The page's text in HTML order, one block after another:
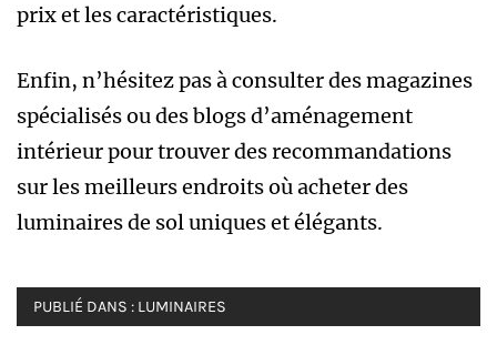
prix et les caractéristiques.
Enfin, n’hésitez pas à consulter des magazines
spécialisés ou des blogs d’aménagement
intérieur pour trouver des recommandations
sur les meilleurs endroits où acheter des
luminaires de sol uniques et élégants.
PUBLIÉ DANS : LUMINAIRES